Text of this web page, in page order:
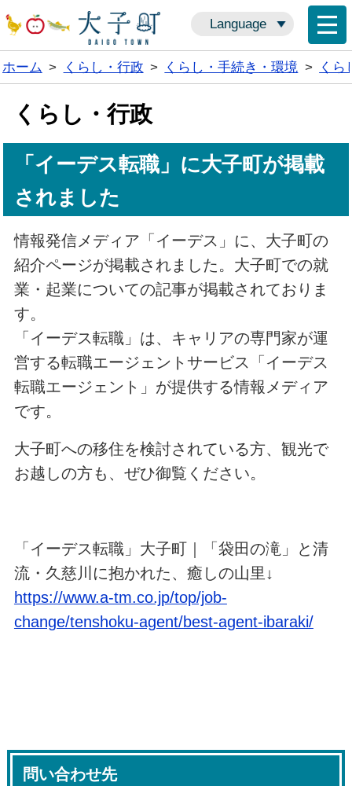
Language
ホーム > くらし・行政 > くらし・手続き・環境 > くら
くらし・行政
「イーデス転職」に大子町が掲載
されました
情報発信メディア「イーデス」に、大子町の
紹介ページが掲載されました。大子町での就
業・起業についての記事が掲載されておりま
す。
「イーデス転職」は、キャリアの専門家が運
営する転職エージェントサービス「イーデス
転職エージェント」が提供する情報メディア
です。
大子町への移住を検討されている方、観光で
お越しの方も、ぜひ御覧ください。
「イーデス転職」大子町｜「袋田の滝」と清
流・久慈川に抱かれた、癒しの山里↓
https://www.a-tm.co.jp/top/job-
change/tenshoku-agent/best-agent-ibaraki/
問い合わせ先